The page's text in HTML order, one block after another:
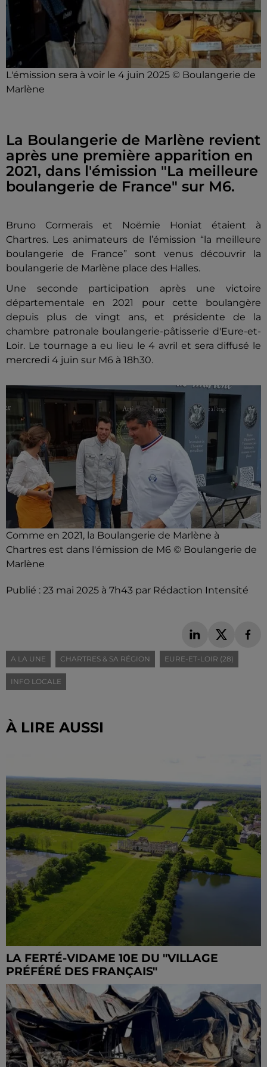
L'émission sera à voir le 4 juin 2025 © Boulangerie de
Marlène
La Boulangerie de Marlène revient
après une première apparition en
2021, dans l'émission "La meilleure
boulangerie de France" sur M6.
Bruno Cormerais et Noëmie Honiat étaient à
Chartres. Les animateurs de l’émission “la meilleure
boulangerie de France” sont venus découvrir la
boulangerie de Marlène place des Halles.
Une seconde participation après une victoire
départementale en 2021 pour cette boulangère
depuis plus de vingt ans, et présidente de la
chambre patronale boulangerie-pâtisserie d'Eure-et-
Loir. Le tournage a eu lieu le 4 avril et sera diffusé le
mercredi 4 juin sur M6 à 18h30.
Comme en 2021, la Boulangerie de Marlène à
Chartres est dans l'émission de M6 © Boulangerie de
Marlène
Publié : 23 mai 2025 à 7h43 par Rédaction Intensité
A LA UNE CHARTRES & SA RÉGION EURE-ET-LOIR (28)
INFO LOCALE
À LIRE AUSSI
LA FERTÉ-VIDAME 10E DU "VILLAGE
PRÉFÉRÉ DES FRANÇAIS"